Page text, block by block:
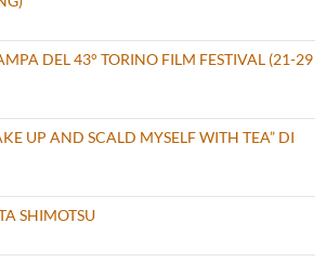
DEL 43° TORINO FILM FESTIVAL (21-29
UP AND SCALD MYSELF WITH TEA” DI
SHIMOTSU